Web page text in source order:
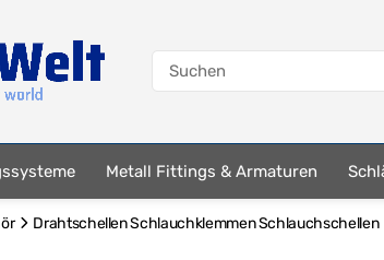
Metall Fittings & Armaturen
Drahtschellen Schlauchklemmen Schlauchschellen